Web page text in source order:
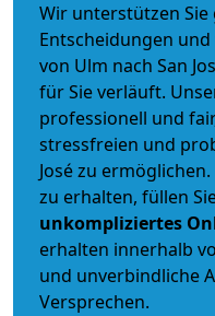
Wir unterstützen Sie
Entscheidungen
von Ulm nach San
für Sie verläuft.
professionell und fair
stressfreien und
José zu
zu erhalten, füllen
unkompliziertes
erhalten innerhalb
und unverbindliche
Versprechen.